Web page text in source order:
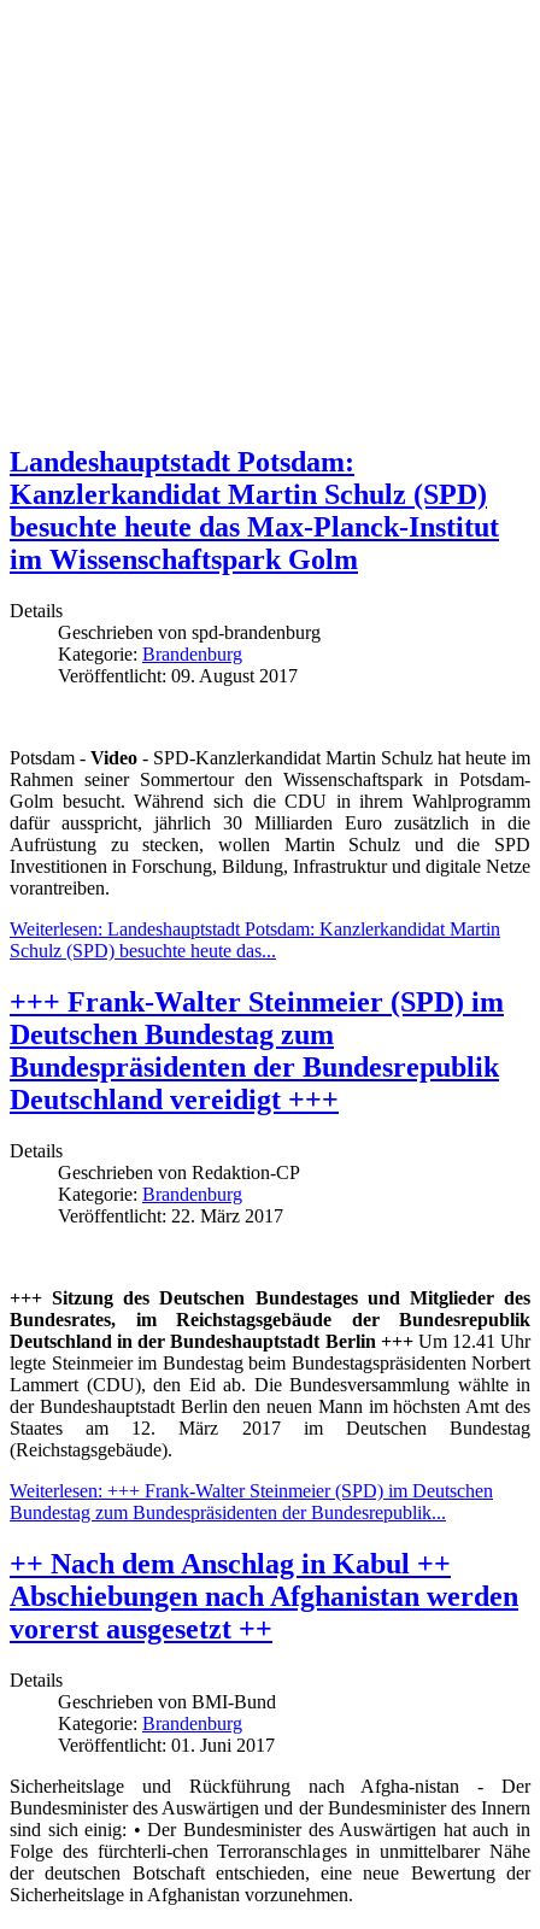
Landeshauptstadt Potsdam:
Kanzlerkandidat Martin Schulz (SPD)
besuchte heute das Max-Planck-Institut
im Wissenschaftspark Golm
Details
Geschrieben von spd-brandenburg
Kategorie: Brandenburg
Veröffentlicht: 09. August 2017
Potsdam - Video - SPD-Kanzlerkandidat Martin Schulz hat heute im
Rahmen seiner Sommertour den Wissenschaftspark in Potsdam-
Golm besucht. Während sich die CDU in ihrem Wahlprogramm
dafür ausspricht, jährlich 30 Milliarden Euro zusätzlich in die
Aufrüstung zu stecken, wollen Martin Schulz und die SPD
Investitionen in Forschung, Bildung, Infrastruktur und digitale Netze
vorantreiben.
Weiterlesen: Landeshauptstadt Potsdam: Kanzlerkandidat Martin
Schulz (SPD) besuchte heute das...
+++ Frank-Walter Steinmeier (SPD) im
Deutschen Bundestag zum
Bundespräsidenten der Bundesrepublik
Deutschland vereidigt +++
Details
Geschrieben von Redaktion-CP
Kategorie: Brandenburg
Veröffentlicht: 22. März 2017
+++ Sitzung des Deutschen Bundestages und Mitglieder des
Bundesrates, im Reichstagsgebäude der Bundesrepublik
Deutschland in der Bundeshauptstadt Berlin +++Um 12.41 Uhr
legte Steinmeier im Bundestag beim Bundestagspräsidenten Norbert
Lammert (CDU), den Eid ab. Die Bundesversammlung wählte in
der Bundeshauptstadt Berlin den neuen Mann im höchsten Amt des
Staates am 12. März 2017 im Deutschen Bundestag
(Reichstagsgebäude).
Weiterlesen: +++ Frank-Walter Steinmeier (SPD) im Deutschen
Bundestag zum Bundespräsidenten der Bundesrepublik...
++ Nach dem Anschlag in Kabul ++
Abschiebungen nach Afghanistan werden
vorerst ausgesetzt ++
Details
Geschrieben von BMI-Bund
Kategorie: Brandenburg
Veröffentlicht: 01. Juni 2017
Sicherheitslage und Rückführung nach Afgha-nistan - Der
Bundesminister des Auswärtigen und der Bundesminister des Innern
sind sich einig: • Der Bundesminister des Auswärtigen hat auch in
Folge des fürchterli-chen Terroranschlages in unmittelbarer Nähe
der deutschen Botschaft entschieden, eine neue Bewertung der
Sicherheitslage in Afghanistan vorzunehmen.